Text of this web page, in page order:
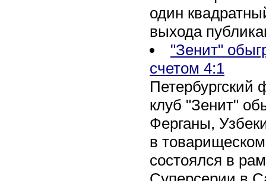
один
выхода
"Зенит"
счетом 4:1
Петербургский
клуб "Зенит"
Ферганы,
в
состоялся в